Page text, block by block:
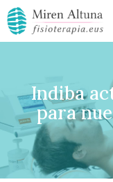
Saltar
al
contenido
Indiba
para